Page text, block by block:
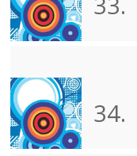
34.